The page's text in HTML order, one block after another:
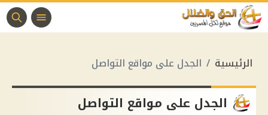
الرئيسية الجدل على مواقع التواصل
الجدل على مواقع التواصل